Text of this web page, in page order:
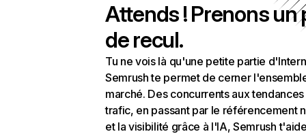
Attends ! Prenons un
de recul.
Tu ne vois là qu'une petite partie
Semrush te permet de cerner
marché. Des concurrents aux
trafic, en passant par le référencement
et la visibilité grâce à l'IA, Semrush